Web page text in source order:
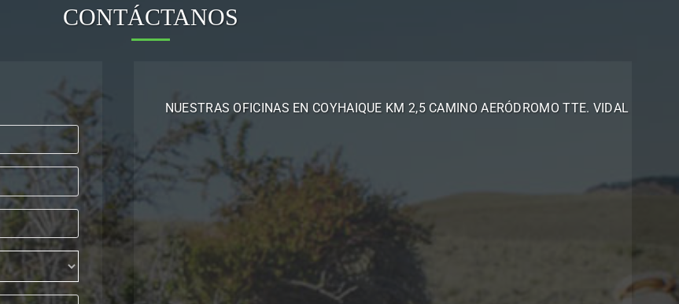
CONTÁCTANOS
NUESTRAS OFICINAS EN COYHAIQUE KM 2,5 CAMINO AERÓDROMO TTE. VIDAL